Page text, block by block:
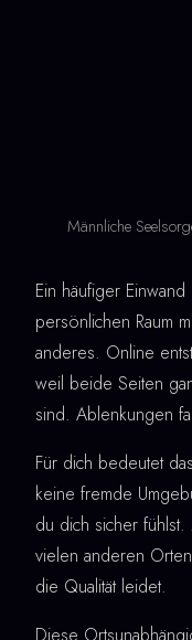
Männliche
Ein häufiger
persönlichen Raum
anderes. Online
weil beide Seiten
sind. Ablenkungen
Für dich bedeutet
keine fremde
du dich sicher
vielen anderen
die Qualität leidet.